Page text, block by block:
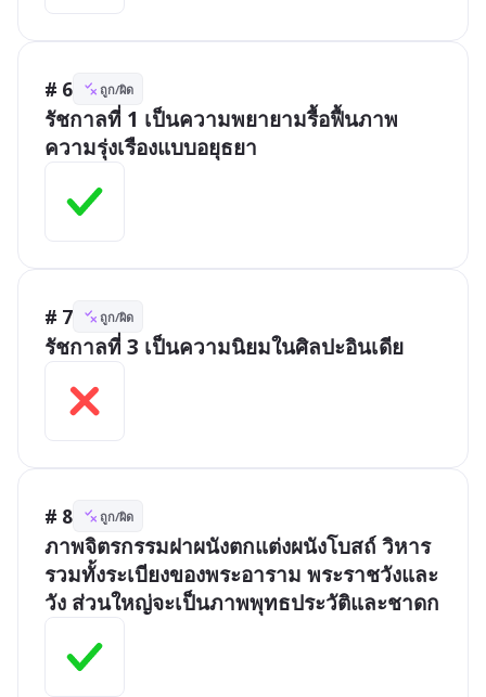
# 6 ถูก/ผิด
รัชกาลที่ 1 เป็นความพยายามรื้อฟื้นภาพ
ความรุ่งเรืองแบบอยุธยา
# 7 ถูก/ผิด
รัชกาลที่ 3 เป็นความนิยมในศิลปะอินเดีย
# 8 ถูก/ผิด
ภาพจิตรกรรมฝาผนังตกแต่งผนังโบสถ์ วิหาร
รวมทั้งระเบียงของพระอาราม พระราชวังและ
วัง ส่วนใหญ่จะเป็นภาพพุทธประวัติและชาดก